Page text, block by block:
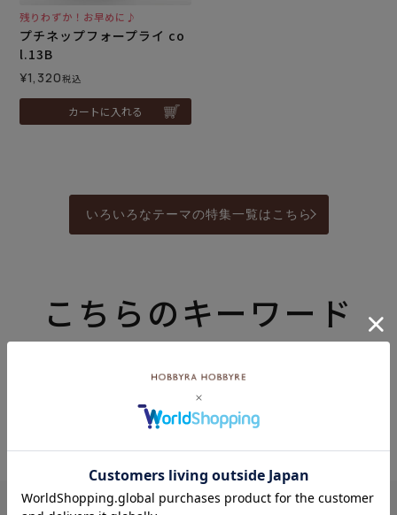
残りわずか！お早めに♪
プチネップフォープライ co
l.13B
¥1,320税込
カートに入れる
いろいろなテーマの特集一覧はこちら
こちらのキーワード